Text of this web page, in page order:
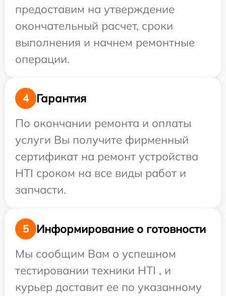
предоставим на утверждение
окончательный расчет, сроки
выполнения и начнем ремонтные
операции.
4
Гарантия
По окончании ремонта и оплаты
услуги Вы получите фирменный
сертификат на ремонт устройства
HTI сроком на все виды работ и
запчасти.
5
Информирование о готовности
Мы сообщим Вам о успешном
тестировании техники HTI , и
курьер доставит ее по указанному